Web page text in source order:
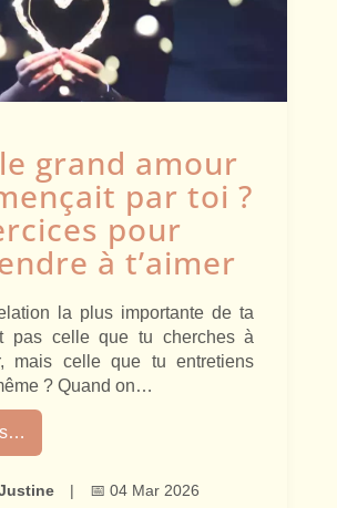
grand amour
par toi ?
pour
à t’aimer
la plus importante de ta
pas celle que tu cherches à
mais celle que tu entretiens
? Quand on…
| 📅 04 Mar 2026